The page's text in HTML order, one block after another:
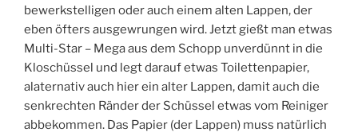
bewerkstelligen oder auch einem alten Lappen, der
eben öfters ausgewrungen wird. Jetzt gießt man etwas
Multi-Star – Mega aus dem Schopp unverdünnt in die
Kloschüssel und legt darauf etwas Toilettenpapier,
alaternativ auch hier ein alter Lappen, damit auch die
senkrechten Ränder der Schüssel etwas vom Reiniger
abbekommen. Das Papier (der Lappen) muss natürlich